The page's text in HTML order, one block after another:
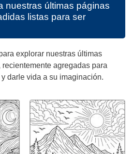
nuestras últimas páginas
listas para ser
explorar nuestras últimas
agregadas para
darle vida a su imaginación.